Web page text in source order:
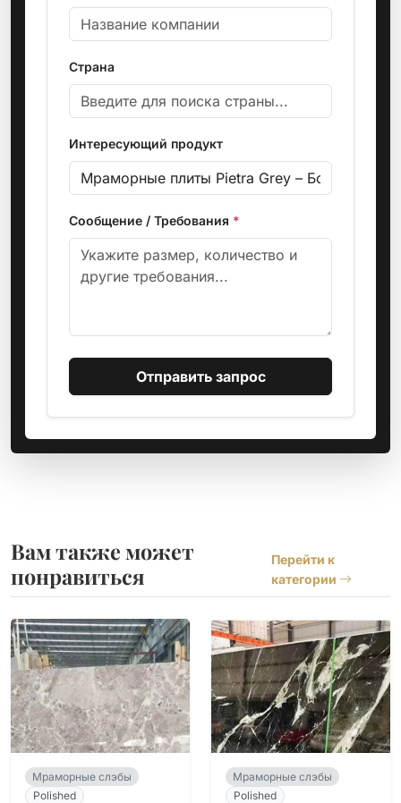
Страна
Интересующий продукт
Сообщение / Требования *
Отправить запрос
Вам также может
понравиться
Перейти к
категории
Мраморные слэбы
Polished
Мраморные слэбы
Polished